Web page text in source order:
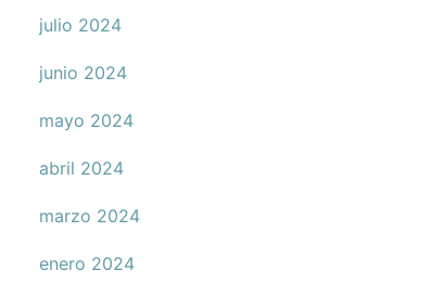
julio 2024
junio 2024
mayo 2024
abril 2024
marzo 2024
enero 2024